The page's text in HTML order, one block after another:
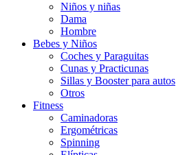
Niños y niñas
Dama
Hombre
Bebes y Niños
Coches y Paraguitas
Cunas y Practicunas
Sillas y Booster para autos
Otros
Fitness
Caminadoras
Ergométricas
Spinning